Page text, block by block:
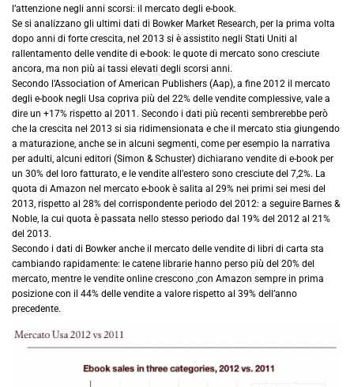
l’attenzione negli anni scorsi: il mercato degli e-book.
Se si analizzano gli ultimi dati di Bowker Market Research, per la prima volta
dopo anni di forte crescita, nel 2013 si è assistito negli Stati Uniti al
rallentamento delle vendite di e-book: le quote di mercato sono cresciute
ancora, ma non più ai tassi elevati degli scorsi anni.
Secondo l’Association of American Publishers (Aap), a fine 2012 il mercato
degli e-book negli Usa copriva più del 22% delle vendite complessive, vale a
dire un +17% rispetto al 2011. Secondo i dati più recenti sembrerebbe però
che la crescita nel 2013 si sia ridimensionata e che il mercato stia giungendo
a maturazione, anche se in alcuni segmenti, come per esempio la narrativa
per adulti, alcuni editori (Simon & Schuster) dichiarano vendite di e-book per
un 30% del loro fatturato, e le vendite all’estero sono cresciute del 7,2%. La
quota di Amazon nel mercato e-book è salita al 29% nei primi sei mesi del
2013, rispetto al 28% del corrispondente periodo del 2012: a seguire Barnes &
Noble, la cui quota è passata nello stesso periodo dal 19% del 2012 al 21%
del 2013.
Secondo i dati di Bowker anche il mercato delle vendite di libri di carta sta
cambiando rapidamente: le catene librarie hanno perso più del 20% del
mercato, mentre le vendite online crescono ,con Amazon sempre in prima
posizione con il 44% delle vendite a valore rispetto al 39% dell’anno
precedente.